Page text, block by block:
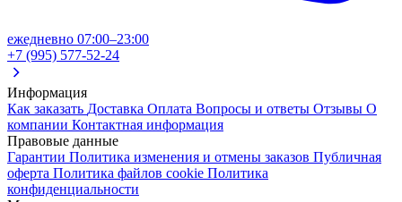
ежедневно 07:00–23:00
+7 (995) 577-52-24
Информация
Как заказать Доставка Оплата Вопросы и ответы Отзывы О
компании Контактная информация
Правовые данные
Гарантии Политика изменения и отмены заказов Публичная
оферта Политика файлов cookie Политика
конфиденциальности